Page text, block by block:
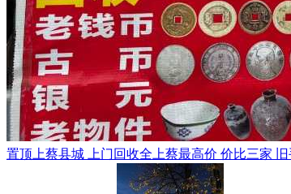
置顶 上蔡县城 上门回收全上蔡最高价 价比三家